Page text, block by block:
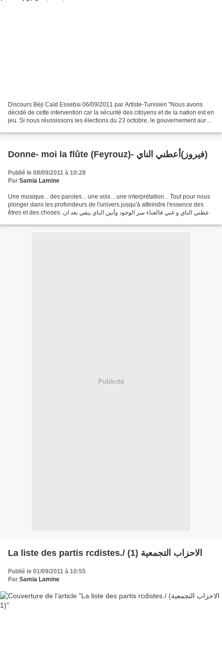
Discours Béji Caïd Essebsi 06/09/2011 par Artiste-Tunisien "Nous avons
décidé de cette intervention car la sécurité des citoyens et de la nation est en
jeu. Si nous réussissons les élections du 23 octobre, le gouvernement aura
Donne- moi la flûte (Feyrouz)- فيروز)أعطني الناي)
Publié le 08/09/2011 à 10:28
Par Samia Lamine
Une musique... des paroles... une voix... une interprétation... Tout pour nous
plonger dans les profondeurs de l'univers jusqu'à atteindre l'essence des
êtres et des choses. أعطني الناي و غني فالغناء سر الوجود وأنين الناي يبقي بعد ان
Publicité
La liste des partis rcdistes./ (الاحزاب التجمعية (1
Publié le 01/09/2011 à 10:55
Par Samia Lamine